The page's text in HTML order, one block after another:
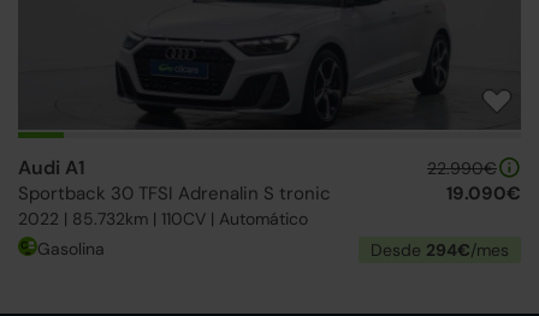
Audi A1
Sportback 30 TFSI Adrenalin S tronic
2022 | 85.732km | 110CV | Automático
22.990€
19.090€
Gasolina Desde 294€/mes